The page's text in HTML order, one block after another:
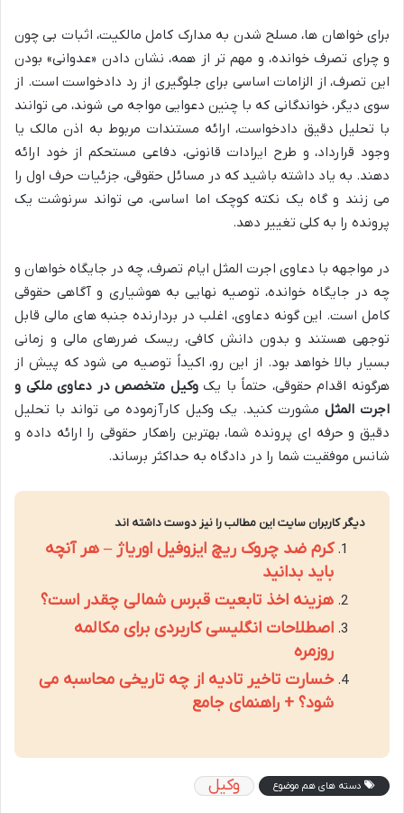
برای خواهان ها، مسلح شدن به مدارک کامل مالکیت، اثبات بی چون
و چرای تصرف خوانده، و مهم تر از همه، نشان دادن «عدوانی» بودن
این تصرف، از الزامات اساسی برای جلوگیری از رد دادخواست است. از
سوی دیگر، خواندگانی که با چنین دعوایی مواجه می شوند، می توانند
با تحلیل دقیق دادخواست، ارائه مستندات مربوط به اذن مالک یا
وجود قرارداد، و طرح ایرادات قانونی، دفاعی مستحکم از خود ارائه
دهند. به یاد داشته باشید که در مسائل حقوقی، جزئیات حرف اول را
می زنند و گاه یک نکته کوچک اما اساسی، می تواند سرنوشت یک
پرونده را به کلی تغییر دهد.
در مواجهه با دعاوی اجرت المثل ایام تصرف، چه در جایگاه خواهان و
چه در جایگاه خوانده، توصیه نهایی به هوشیاری و آگاهی حقوقی
کامل است. این گونه دعاوی، اغلب در بردارنده جنبه های مالی قابل
توجهی هستند و بدون دانش کافی، ریسک ضررهای مالی و زمانی
بسیار بالا خواهد بود. از این رو، اکیداً توصیه می شود که پیش از
هرگونه اقدام حقوقی، حتماً با یکوکیل متخصص در دعاوی ملکی و
اجرت المثل مشورت کنید. یک وکیل کارآزموده می تواند با تحلیل
دقیق و حرفه ای پرونده شما، بهترین راهکار حقوقی را ارائه داده و
شانس موفقیت شما را در دادگاه به حداکثر برساند.
دیگر کاربران سایت این مطالب را نیز دوست داشته اند
کرم ضد چروک ریچ ایزوفیل اوریاژ – هر آنچه
باید بدانید
هزینه اخذ تابعیت قبرس شمالی چقدر است؟
اصطلاحات انگلیسی کاربردی برای مکالمه
روزمره
خسارت تاخیر تادیه از چه تاریخی محاسبه می
شود؟ + راهنمای جامع
دسته های هم موضوع وکیل